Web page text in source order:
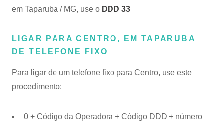
em Taparuba / MG, use o DDD 33
LIGAR PARA CENTRO, EM TAPARUBA
DE TELEFONE FIXO
Para ligar de um telefone fixo para Centro, use este
procedimento:
0 + Código da Operadora + Código DDD + número